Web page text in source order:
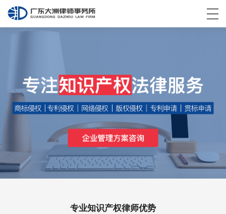
专业知识产权律师优势